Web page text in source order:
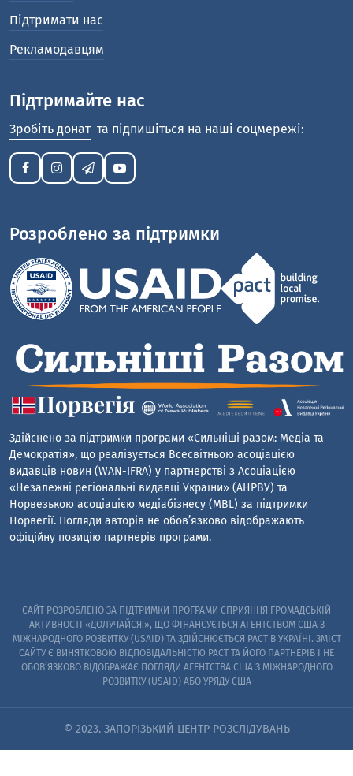
Підтримати нас
Рекламодавцям
Підтримайте нас
Зробіть донат та підпишіться на наші соцмережі:
Розроблено за підтримки
Здійснено за підтримки програми «Сильніші разом: Медіа та
Демократія», що реалізується Всесвітньою асоціацією
видавців новин (WAN-IFRA) у партнерстві з Асоціацією
«Незалежні регіональні видавці України» (АНРВУ) та
Норвезькою асоціацією медіабізнесу (MBL) за підтримки
Норвегії. Погляди авторів не обов’язково відображають
офіційну позицію партнерів програми.
САЙТ РОЗРОБЛЕНО ЗА ПІДТРИМКИ ПРОГРАМИ СПРИЯННЯ ГРОМАДСЬКІЙ
АКТИВНОСТІ «ДОЛУЧАЙСЯ!», ЩО ФІНАНСУЄТЬСЯ АГЕНТСТВОМ США З
МІЖНАРОДНОГО РОЗВИТКУ (USAID) ТА ЗДІЙСНЮЄТЬСЯ PACT В УКРАЇНІ. ЗМІСТ
САЙТУ Є ВИНЯТКОВОЮ ВІДПОВІДАЛЬНІСТЮ PACT ТА ЙОГО ПАРТНЕРІВ I НЕ
ОБОВ’ЯЗКОВО ВІДОБРАЖАЄ ПОГЛЯДИ АГЕНТСТВА США З МІЖНАРОДНОГО
РОЗВИТКУ (USAID) АБО УРЯДУ США
© 2023. ЗАПОРІЗЬКИЙ ЦЕНТР РОЗСЛІДУВАНЬ